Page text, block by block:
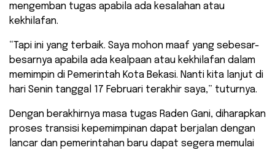
mengemban tugas apabila ada kesalahan atau
kekhilafan.
“Tapi ini yang terbaik. Saya mohon maaf yang sebesar-
besarnya apabila ada kealpaan atau kekhilafan dalam
memimpin di Pemerintah Kota Bekasi. Nanti kita lanjut di
hari Senin tanggal 17 Februari terakhir saya,” tuturnya.
Dengan berakhirnya masa tugas Raden Gani, diharapkan
proses transisi kepemimpinan dapat berjalan dengan
lancar dan pemerintahan baru dapat segera memulai